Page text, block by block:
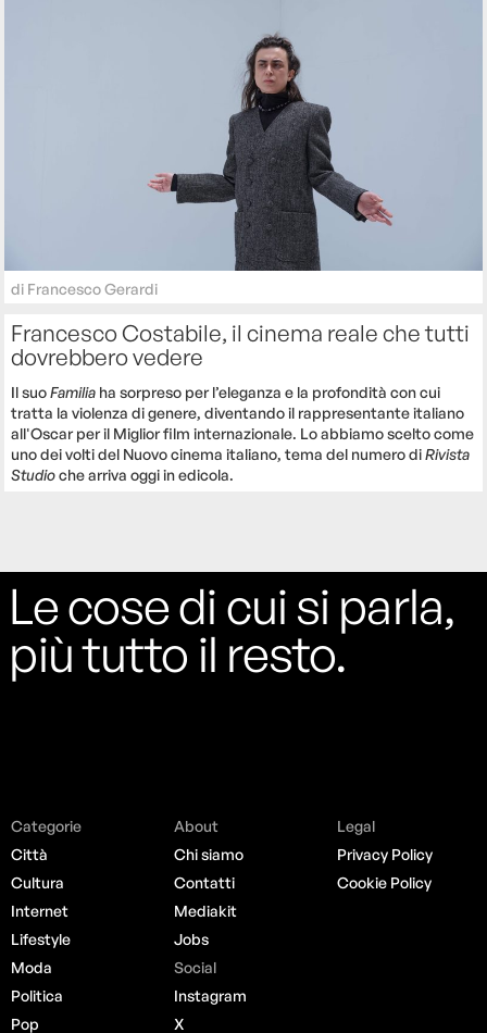
di Francesco Gerardi
Francesco Costabile, il cinema reale che tutti
dovrebbero vedere
Il suoFamilia ha sorpreso per l’eleganza e la profondità con cui
tratta la violenza di genere, diventando il rappresentante italiano
all'Oscar per il Miglior film internazionale. Lo abbiamo scelto come
uno dei volti del Nuovo cinema italiano, tema del numero diRivista
Studioche arriva oggi in edicola.
Le cose di cui si parla,
più tutto il resto.
Categorie
Città
Cultura
Internet
Lifestyle
Moda
Politica
Pop
About
Chi siamo
Contatti
Mediakit
Jobs
Social
Instagram
X
Legal
Privacy Policy
Cookie Policy